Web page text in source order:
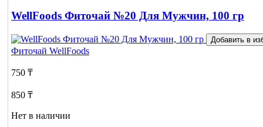
WellFoods Фиточай №20 Для Мужчин, 100 гр
Добавить в
Фиточай WellFoods
750 ₸
850 ₸
Нет в наличии